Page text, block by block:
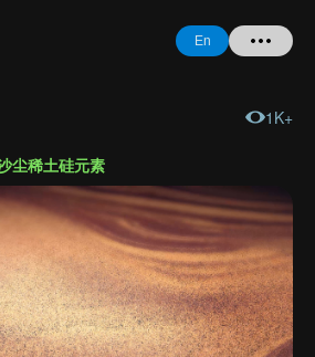
En
Login
Register
1K+
尘稀土硅元素